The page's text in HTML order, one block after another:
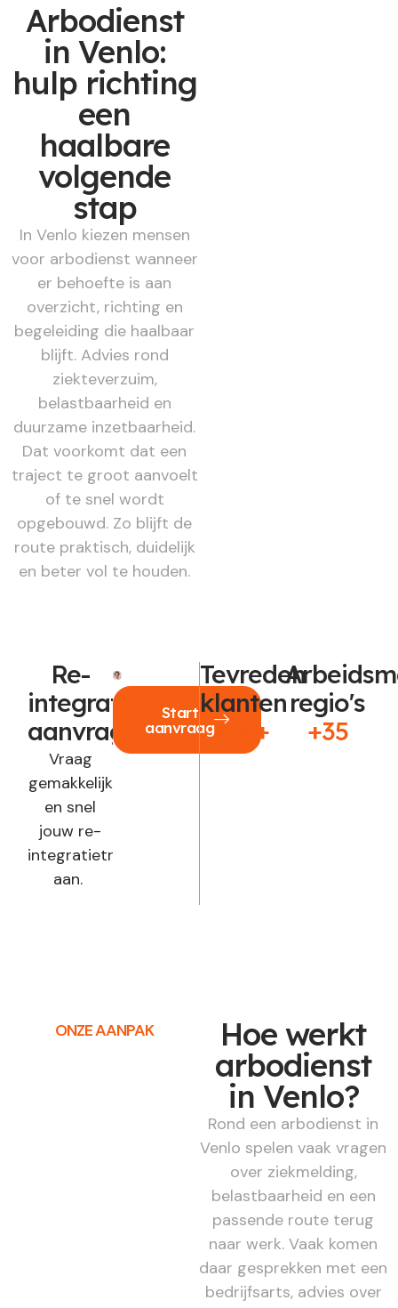
Arbodienst
in Venlo:
hulp richting
een
haalbare
volgende
stap
In Venlo kiezen mensen
voor arbodienst wanneer
er behoefte is aan
overzicht, richting en
begeleiding die haalbaar
blijft. Advies rond
ziekteverzuim,
belastbaarheid en
duurzame inzetbaarheid.
Dat voorkomt dat een
traject te groot aanvoelt
of te snel wordt
opgebouwd. Zo blijft de
route praktisch, duidelijk
en beter vol te houden.
Re-
integratie
aanvragen?
Vraag
gemakkelijk
en snel
jouw re-
integratietraject
aan.
Start
aanvraag
Tevreden
klanten
250+
regio's
+35
ONZE AANPAK Hoe werkt
arbodienst
in Venlo?
Rond een arbodienst in
Venlo spelen vaak vragen
over ziekmelding,
belastbaarheid en een
passende route terug
naar werk. Vaak komen
daar gesprekken met een
bedrijfsarts, advies over